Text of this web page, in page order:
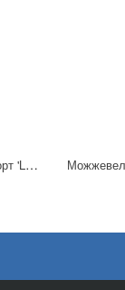
Можжевельник обыкновенный (сорт 'Lemon Carpet') PA80 на штамбе